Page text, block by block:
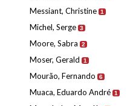
Messiant, Christine 1
Michel, Serge 3
Moore, Sabra 2
Moser, Gerald 1
Mourão, Fernando 6
Muaca, Eduardo André 1